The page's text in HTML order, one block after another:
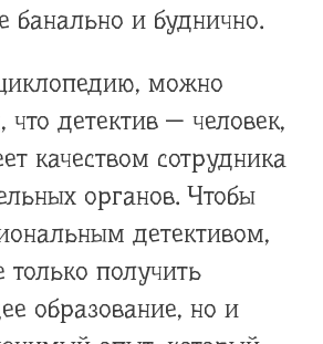
банально и буднично.
можно
что детектив — человек,
качеством сотрудника
органов. Чтобы
детективом,
получить
образование, но и